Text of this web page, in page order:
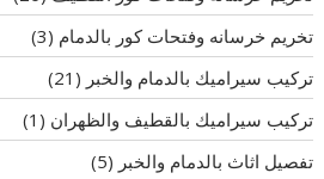
تخريم خرسانه وفتحات كور بالدمام (3)
تركيب سيراميك بالدمام والخبر (21)
تركيب سيراميك بالقطيف والظهران (1)
تفصيل اثاث بالدمام والخبر (5)